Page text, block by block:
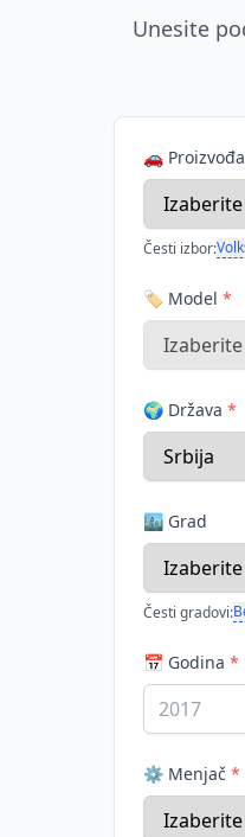
Unesite
🚗
Česti izbor:
🏷️ Model *
🌍 Država *
🏙️ Grad
Česti gradovi:
📅 Godina *
⚙️ Menjač *